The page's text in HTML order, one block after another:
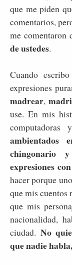
que me piden
comentarios,
me comentaron
de ustedes.
Cuando
expresiones
madrear,
use. En mis
computadoras
ambientados
chingonario
expresiones
hacer porque
que mis cuentos
que mis
nacionalidad,
ciudad. No
que nadie